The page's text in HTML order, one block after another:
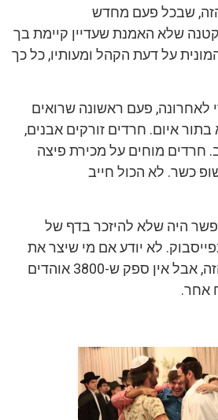
שבכל פעם מחדש
שלא האמנת שעדיין קיימת בך
על דעת הקהל ומעותיו, כל כך
לאחרונה, פעם ראשונה שרואים
איום. חרדים זורקים אבנים,
חרדים מוחים על מכירת פיצה
כשר. לא הכול חייב
היה שלא להיזכר בדף של
לא יודע אם מי שיצר את
התסריט נחשף לדף הזה, אבל אין ספק ש-3800 אוהדים
אחר.